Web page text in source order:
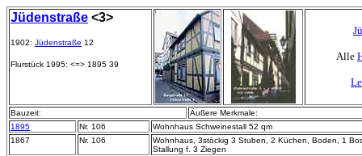
Jüdenstraße <3>
1902: Jüdenstraße 12
Flurstück 1995: <=> 1895 39
Alle
Bauzeit:
Äußere Merkmale:
1895
Nr. 106
Wohnhaus Schweinestall 52 qm
1867
Nr. 106
Wohnhaus, 3stöckig 3 Stuben, 2 Küchen, Boden, 1
Stallung f. 3 Ziegen